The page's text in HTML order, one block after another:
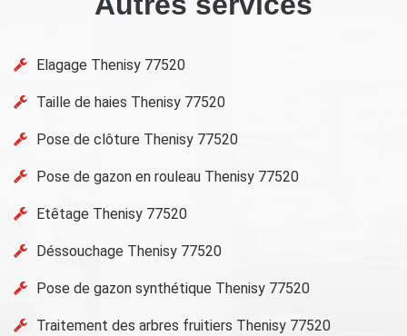
Elagage Thenisy 77520
Taille de haies Thenisy 77520
Pose de clôture Thenisy 77520
Pose de gazon en rouleau Thenisy 77520
Etêtage Thenisy 77520
Déssouchage Thenisy 77520
Pose de gazon synthétique Thenisy 77520
Traitement des arbres fruitiers Thenisy 77520